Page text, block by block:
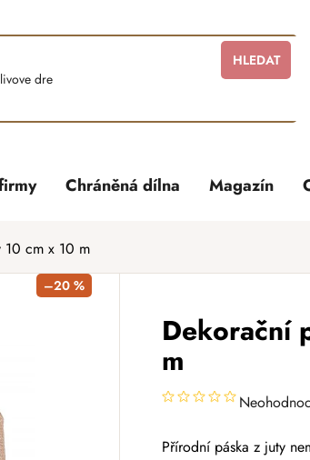
HLEDAT
Chráněná dílna Magazín
10 cm x 10 m
Dekorační
m
Přírodní páska z juty
–20 %